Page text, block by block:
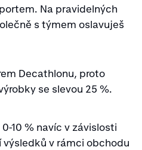
Na pravidelných
s týmem oslavuješ
Decathlonu, proto
se slevou 25 %.
10 % navíc v závislosti
výsledků v rámci obchodu